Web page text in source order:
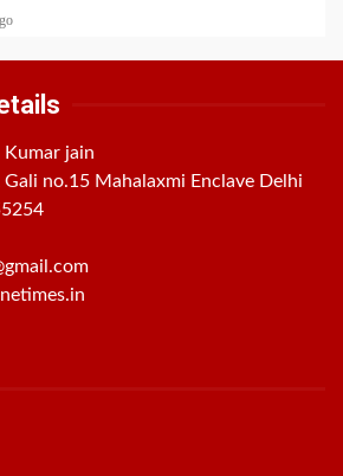
Kumar jain
Gali no.15 Mahalaxmi Enclave Delhi